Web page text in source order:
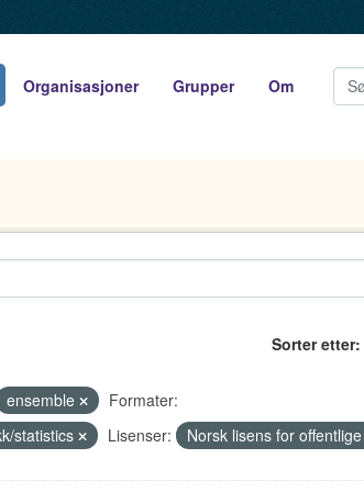
Organisasjoner Grupper Om
Sorter etter
ensemble
Formater:
statistics Lisenser: Norsk lisens for